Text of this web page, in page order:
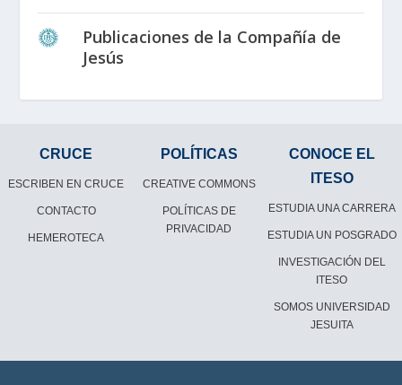
Publicaciones de la Compañía de
Jesús
CRUCE
ESCRIBEN EN CRUCE
CONTACTO
HEMEROTECA
POLÍTICAS
CREATIVE COMMONS
POLÍTICAS DE
PRIVACIDAD
CONOCE EL
ITESO
ESTUDIA UNA CARRERA
ESTUDIA UN POSGRADO
INVESTIGACIÓN DEL
ITESO
SOMOS UNIVERSIDAD
JESUITA